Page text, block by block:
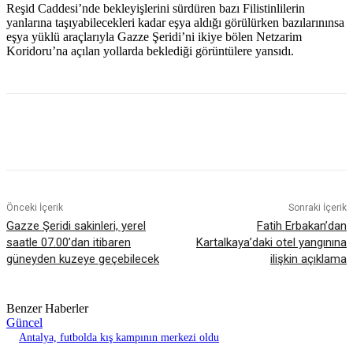
Reşid Caddesi’nde bekleyişlerini sürdüren bazı Filistinlilerin
yanlarına taşıyabilecekleri kadar eşya aldığı görülürken bazılarınınsa
eşya yüklü araçlarıyla Gazze Şeridi’ni ikiye bölen Netzarim
Koridoru’na açılan yollarda beklediği görüntülere yansıdı.
Önceki İçerik
Gazze Şeridi sakinleri, yerel
saatle 07.00’dan itibaren
güneyden kuzeye geçebilecek
Sonraki İçerik
Fatih Erbakan’dan
Kartalkaya’daki otel yangınına
ilişkin açıklama
Benzer Haberler
Güncel
Antalya, futbolda kış kampının merkezi oldu